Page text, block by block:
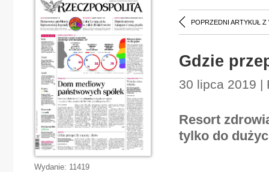
POPRZEDNI ARTYKUŁ Z
Gdzie
30 lipca 2019 |
Resort
tylko do
Wydanie: 11419